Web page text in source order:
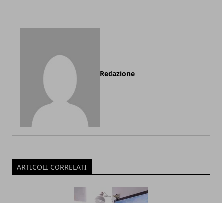
Redazione
ARTICOLI CORRELATI